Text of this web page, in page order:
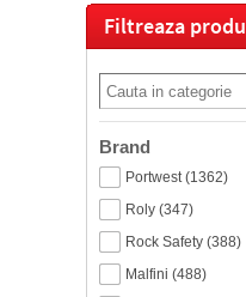
Filtreaza
Brand
Portwest (1362)
Roly (347)
Rock Safety (388)
Malfini (488)